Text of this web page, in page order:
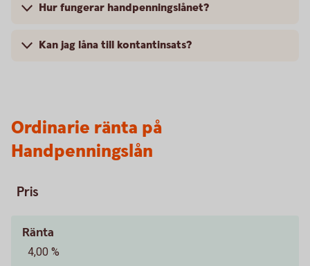
Hur fungerar handpenningslånet?
Kan jag låna till kontantinsats?
Ordinarie ränta på
Handpenningslån
Pris
Ränta
4,00 %